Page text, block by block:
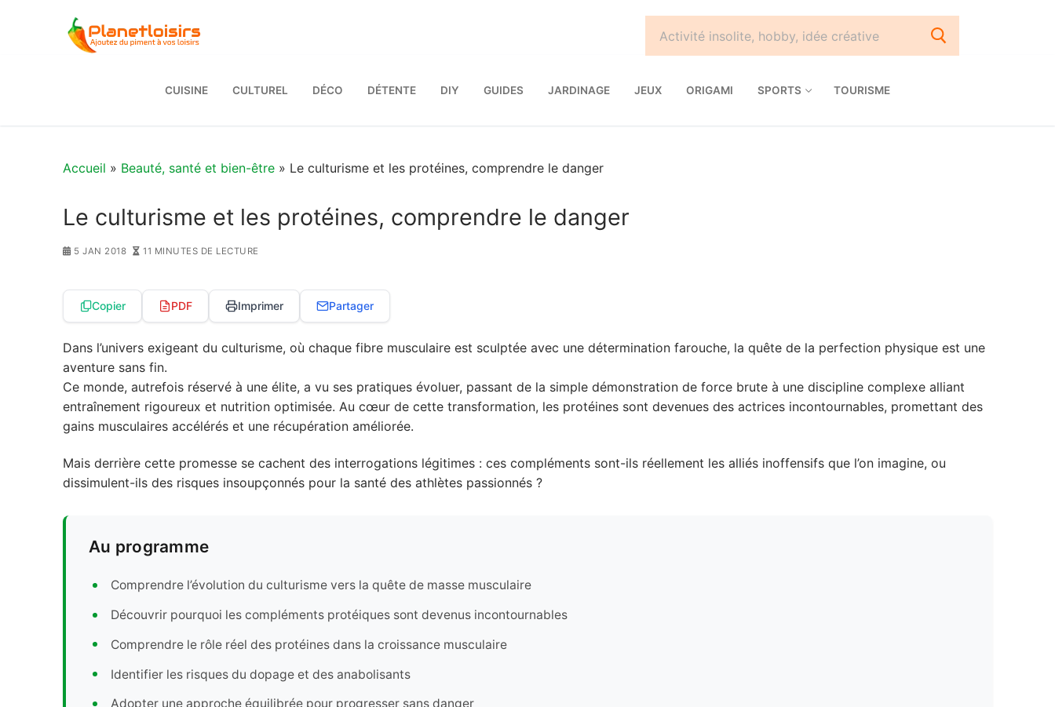
CUISINE CULTUREL DÉCO DÉTENTE DIY GUIDES JARDINAGE JEUX ORIGAMI SPORTS TOURISME
Accueil » Beauté, santé et bien-être » Le culturisme et les protéines, comprendre le danger
Le culturisme et les protéines, comprendre le danger
5 JAN 2018 11 MINUTES DE LECTURE
Copier PDF Imprimer Partager
Dans l’univers exigeant du culturisme, où chaque fibre musculaire est sculptée avec une détermination farouche, la quête de la perfection physique est une
aventure sans fin.
Ce monde, autrefois réservé à une élite, a vu ses pratiques évoluer, passant de la simple démonstration de force brute à une discipline complexe alliant
entraînement rigoureux et nutrition optimisée. Au cœur de cette transformation, les protéines sont devenues des actrices incontournables, promettant des
gains musculaires accélérés et une récupération améliorée.
Mais derrière cette promesse se cachent des interrogations légitimes : ces compléments sont-ils réellement les alliés inoffensifs que l’on imagine, ou
dissimulent-ils des risques insoupçonnés pour la santé des athlètes passionnés ?
Au programme
Comprendre l’évolution du culturisme vers la quête de masse musculaire
Découvrir pourquoi les compléments protéiques sont devenus incontournables
Comprendre le rôle réel des protéines dans la croissance musculaire
Identifier les risques du dopage et des anabolisants
Adopter une approche équilibrée pour progresser sans danger